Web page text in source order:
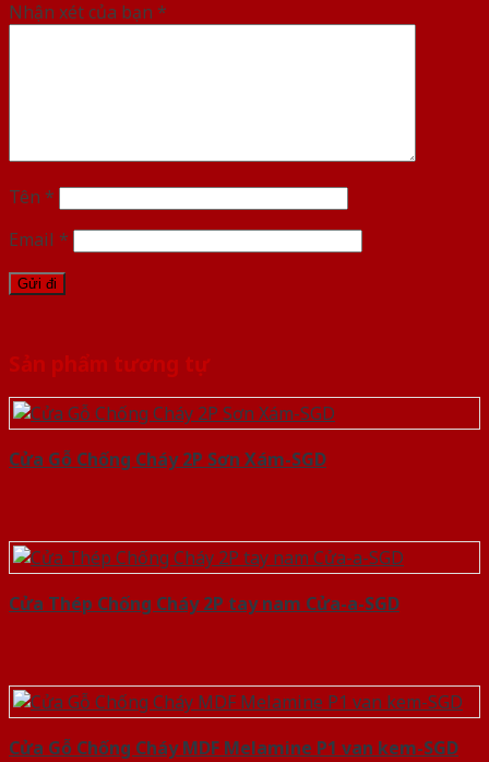
Nhận xét của bạn *
Tên *
Email *
Sản phẩm tương tự
Cửa Gỗ Chống Cháy 2P Sơn Xám-SGD
Cửa Thép Chống Cháy 2P tay nam Cửa-a-SGD
Cửa Gỗ Chống Cháy MDF Melamine P1 van kem-SGD